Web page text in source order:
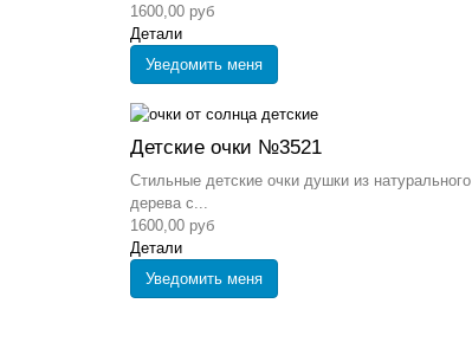
1600,00 руб
Детали
Уведомить меня
Детские очки №3521
Стильные детские очки душки из натурального
дерева с...
1600,00 руб
Детали
Уведомить меня